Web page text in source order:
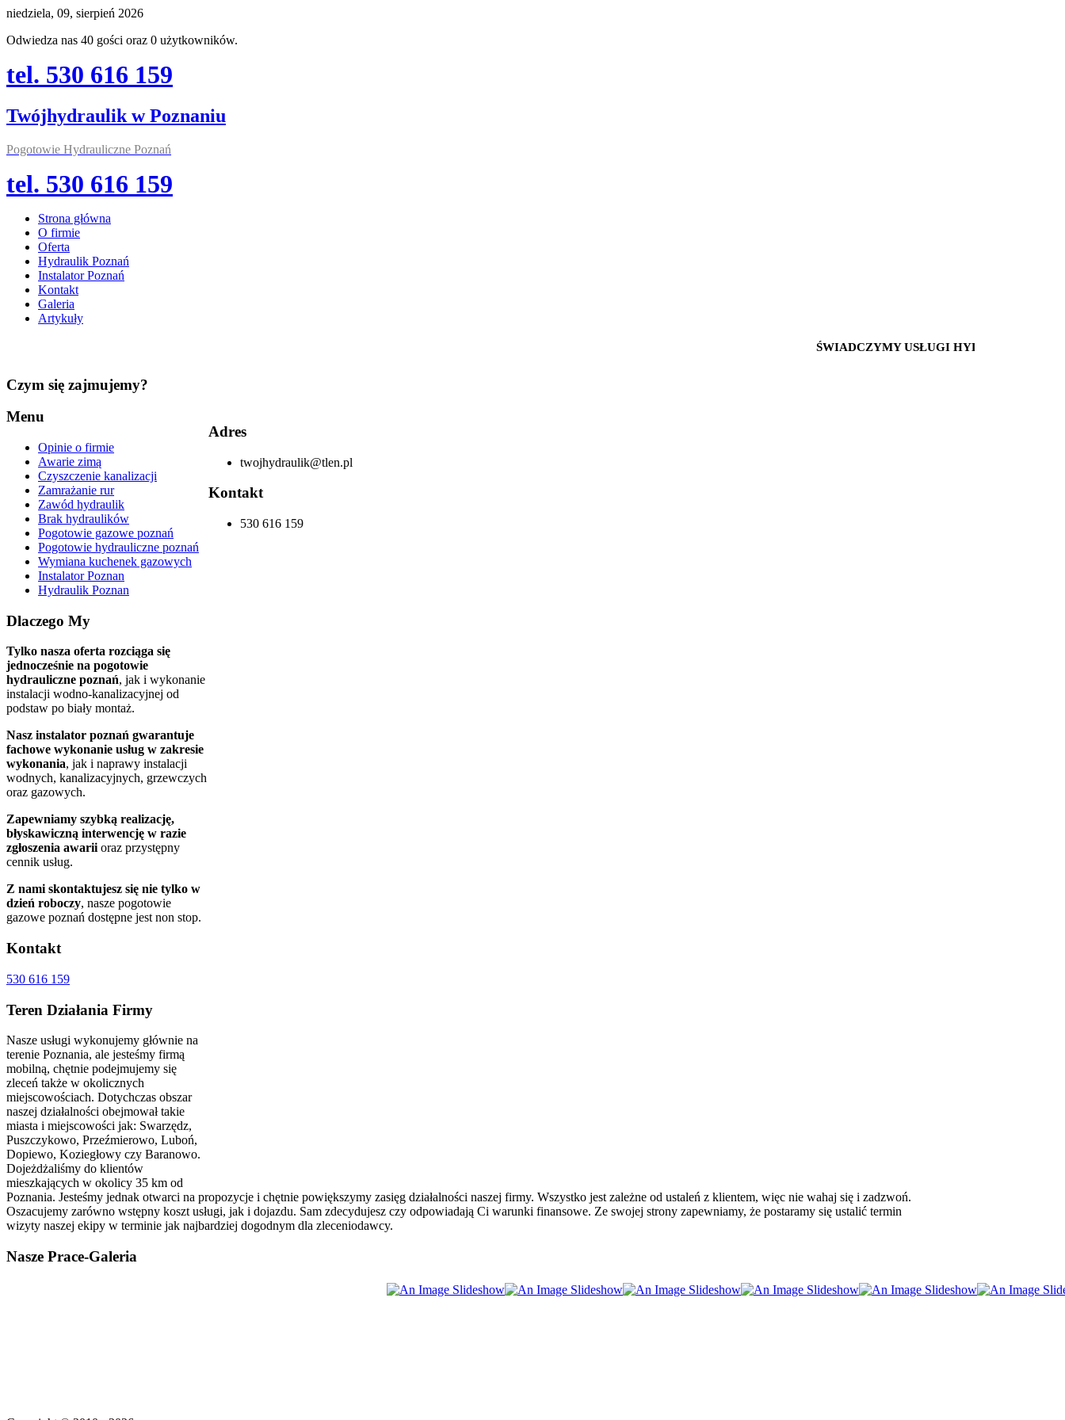
niedziela, 09, sierpień 2026
Odwiedza nas 40 gości oraz 0 użytkowników.
tel. 530 616 159
Twójhydraulik w Poznaniu
Pogotowie Hydrauliczne Poznań
tel. 530 616 159
Strona główna
O firmie
Oferta
Hydraulik Poznań
Instalator Poznań
Kontakt
Galeria
Artykuły
ŚWIADCZYMY USŁUGI HYDRAULICZNE I
Czym się zajmujemy?
Adres
twojhydraulik@tlen.pl
Kontakt
530 616 159
Menu
Opinie o firmie
Awarie zimą
Czyszczenie kanalizacji
Zamrażanie rur
Zawód hydraulik
Brak hydraulików
Pogotowie gazowe poznań
Pogotowie hydrauliczne poznań
Wymiana kuchenek gazowych
Instalator Poznan
Hydraulik Poznan
Dlaczego My
Tylko nasza oferta rozciąga się
jednocześnie na pogotowie
hydrauliczne poznań, jak i wykonanie
instalacji wodno-kanalizacyjnej od
podstaw po biały montaż.
Nasz instalator poznań gwarantuje
fachowe wykonanie usług w zakresie
wykonania, jak i naprawy instalacji
wodnych, kanalizacyjnych, grzewczych
oraz gazowych.
Zapewniamy szybką realizację,
błyskawiczną interwencję w razie
zgłoszenia awariioraz przystępny
cennik usług.
Z nami skontaktujesz się nie tylko w
dzień roboczy, nasze pogotowie
gazowe poznań dostępne jest non stop.
Kontakt
530 616 159
Teren Działania Firmy
Nasze usługi wykonujemy głównie na
terenie Poznania, ale jesteśmy firmą
mobilną, chętnie podejmujemy się
zleceń także w okolicznych
miejscowościach. Dotychczas obszar
naszej działalności obejmował takie
miasta i miejscowości jak: Swarzędz,
Puszczykowo, Przeźmierowo, Luboń,
Dopiewo, Koziegłowy czy Baranowo.
Dojeżdżaliśmy do klientów
mieszkających w okolicy 35 km od
Poznania. Jesteśmy jednak otwarci na propozycje i chętnie powiększymy zasięg działalności naszej firmy. Wszystko jest zależne od ustaleń z klientem, więc nie wahaj się i zadzwoń.
Oszacujemy zarówno wstępny koszt usługi, jak i dojazdu. Sam zdecydujesz czy odpowiadają Ci warunki finansowe. Ze swojej strony zapewniamy, że postaramy się ustalić termin
wizyty naszej ekipy w terminie jak najbardziej dogodnym dla zleceniodawcy.
Nasze Prace-Galeria